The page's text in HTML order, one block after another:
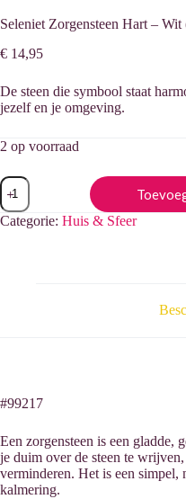
Seleniet Zorgensteen Hart – Wit
€ 14,95
De steen die symbool staat
jezelf en je omgeving.
2 op voorraad
Categorie: Huis & Sfeer
#99217
Een zorgensteen is een gladde,
je duim over de steen te
verminderen. Het is een
kalmering.